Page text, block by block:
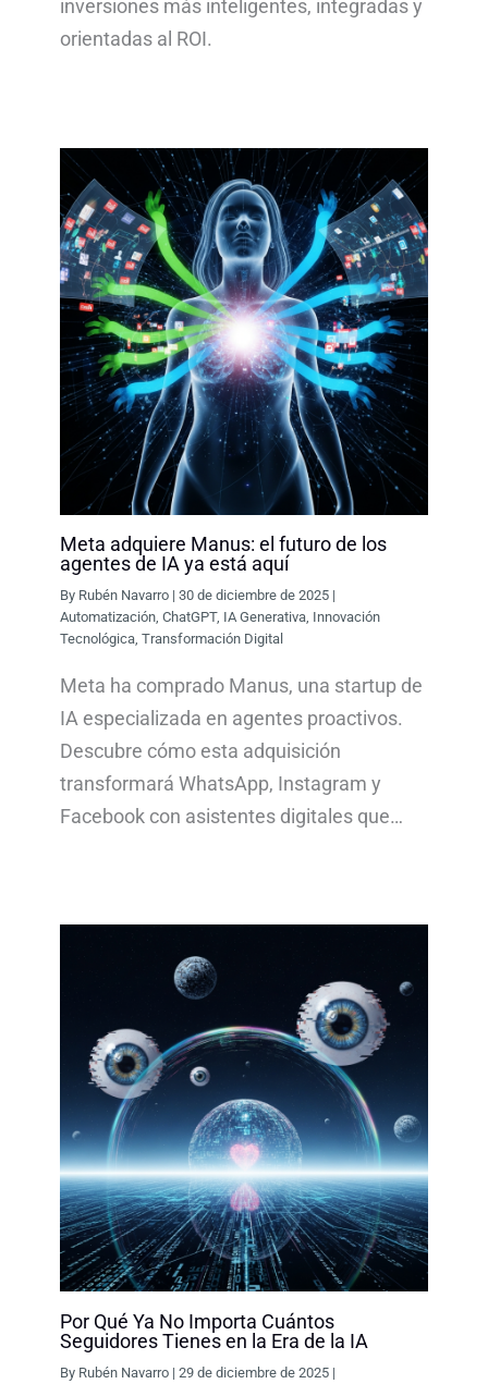
inversiones más inteligentes, integradas y
orientadas al ROI.
Meta adquiere Manus: el futuro de los
agentes de IA ya está aquí
By Rubén Navarro |30 de diciembre de 2025 |
Automatización ,ChatGPT, IA Generativa Innovación
Tecnológica ,Transformación Digital
Meta ha comprado Manus, una startup de
IA especializada en agentes proactivos.
Descubre cómo esta adquisición
transformará WhatsApp, Instagram y
Facebook con asistentes digitales que…
Por Qué Ya No Importa Cuántos
Seguidores Tienes en la Era de la IA
By Rubén Navarro |29 de diciembre de 2025 |